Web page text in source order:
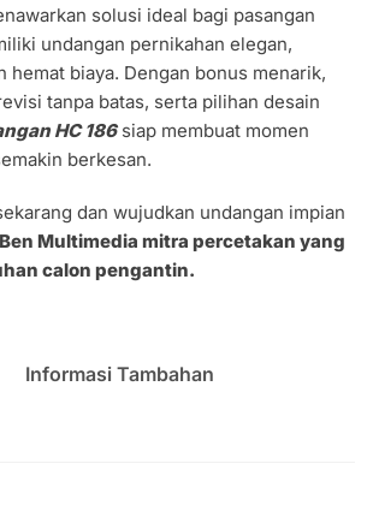
solusi ideal bagi pasangan
undangan pernikahan elegan,
hemat biaya. Dengan bonus menarik,
tanpa batas, serta pilihan desain
HC 186siap membuat momen
berkesan.
dan wujudkan undangan impian
Ben Multimedia mitra percetakan yang
calon pengantin.
Informasi Tambahan